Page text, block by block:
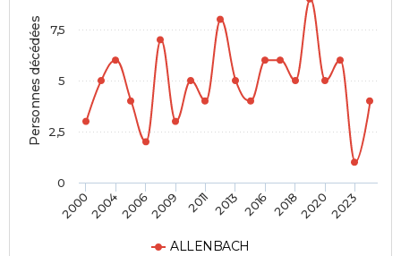
Personnes décédées
ALLENBACH
2000200420062009 2011 2013 2016 201820202023
0
2,5
5
7,5